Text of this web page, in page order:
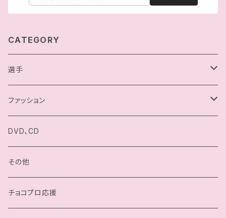
CATEGORY
選手
駿河メイ
小石川チエ
桐原季子
四ツ葉ミヤ
ファッション
チョコプロ／ChocoPro
高梨将弘／Masahiro Takanashi
我闘雲舞／Gatoh Move
DVD、CD
その他
チョコプロ応援